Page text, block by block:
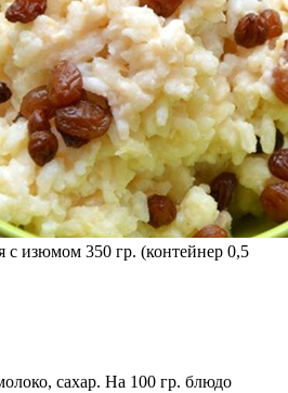
с изюмом 350 гр. (контейнер 0,5
сахар. На 100 гр. блюдо